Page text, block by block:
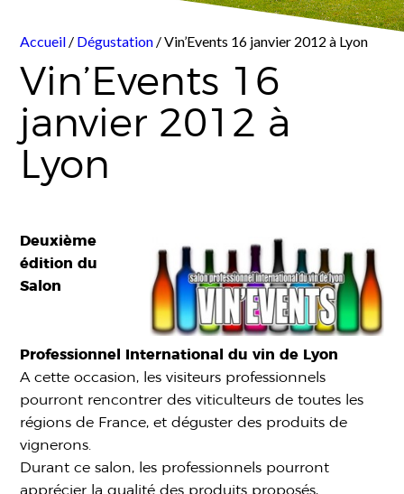
Accueil / Dégustation / Vin’Events 16 janvier 2012 à Lyon
Vin’Events 16
janvier 2012 à
Lyon
Deuxième
édition du
Salon
Professionnel International du vin de Lyon
A cette occasion, les visiteurs professionnels
pourront rencontrer des viticulteurs de toutes les
régions de France, et déguster des produits de
vignerons.
Durant ce salon, les professionnels pourront
apprécier la qualité des produits proposés,